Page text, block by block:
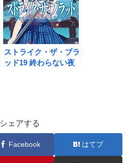
ストライク・ザ・ブラ
ッド19 終わらない夜
シェアする
Facebook はてブ